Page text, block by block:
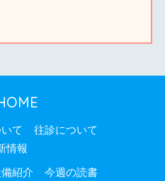
て
往診について
情報
紹介 今週の読書